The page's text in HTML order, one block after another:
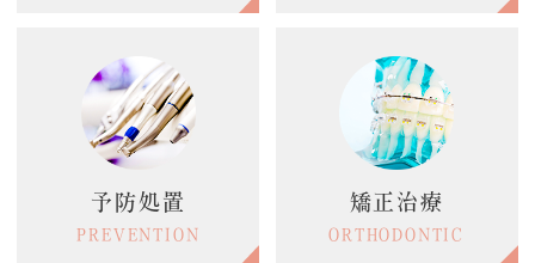
予防処置
PREVENTION
矯正治療
ORTHODONTIC